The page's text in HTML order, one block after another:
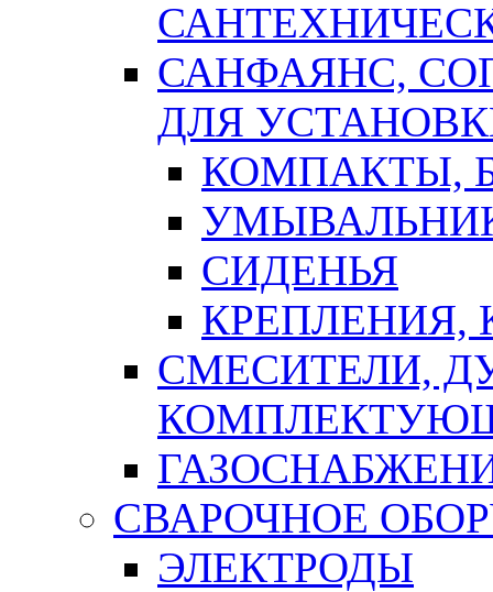
САНФАЯНС,
ДЛЯ
КОМПАКТЫ,
СИДЕНЬЯ
СМЕСИТЕЛИ,
СВАРОЧНОЕ
ЭЛЕКТРОДЫ